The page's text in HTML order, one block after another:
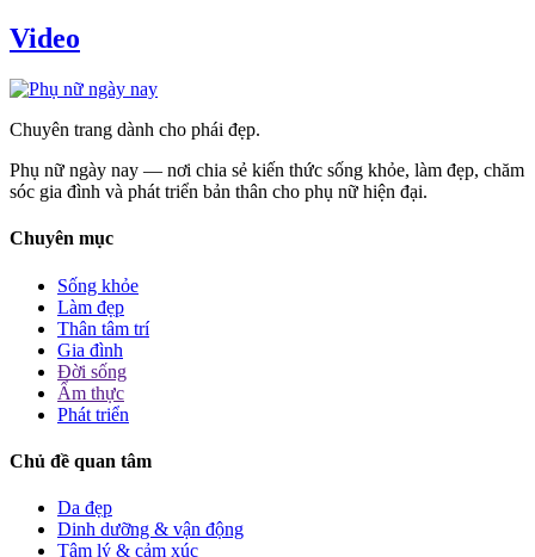
Video
Chuyên trang dành cho phái đẹp.
Phụ nữ ngày nay — nơi chia sẻ kiến thức sống khỏe, làm đẹp, chăm
sóc gia đình và phát triển bản thân cho phụ nữ hiện đại.
Chuyên mục
Sống khỏe
Làm đẹp
Thân tâm trí
Gia đình
Đời sống
Ẩm thực
Phát triển
Chủ đề quan tâm
Da đẹp
Dinh dưỡng & vận động
Tâm lý & cảm xúc